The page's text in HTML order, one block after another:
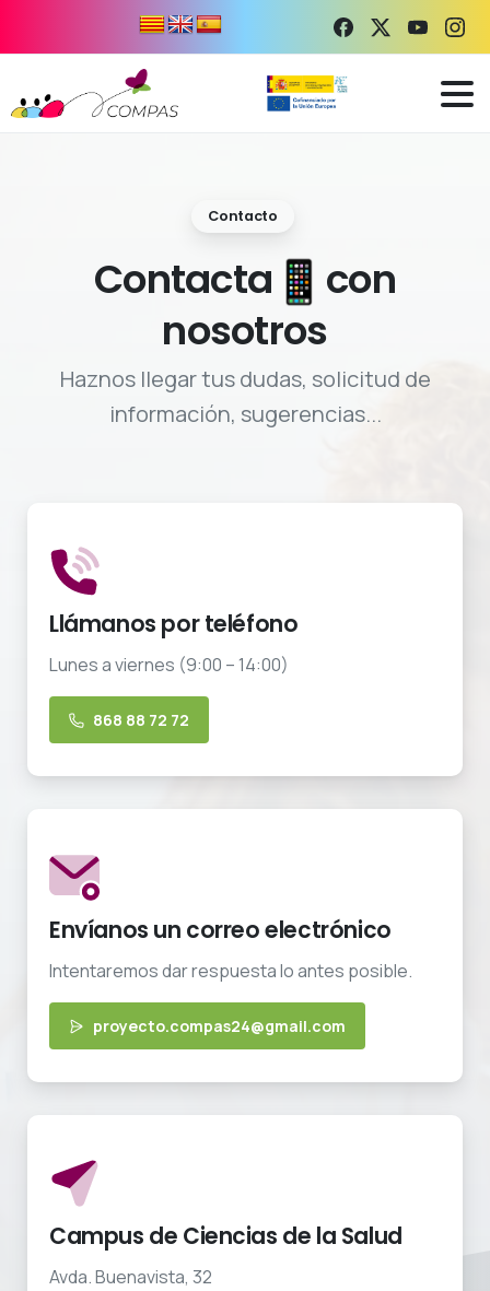
Contacto
Contacta
con
nosotros
Haznos llegar tus dudas, solicitud de
información, sugerencias...
Llámanos por teléfono
Lunes a viernes (9:00 – 14:00)
868 88 72 72
Envíanos un correo electrónico
Intentaremos dar respuesta lo antes posible.
proyecto.compas24@gmail.com
Campus de Ciencias de la Salud
Avda. Buenavista, 32